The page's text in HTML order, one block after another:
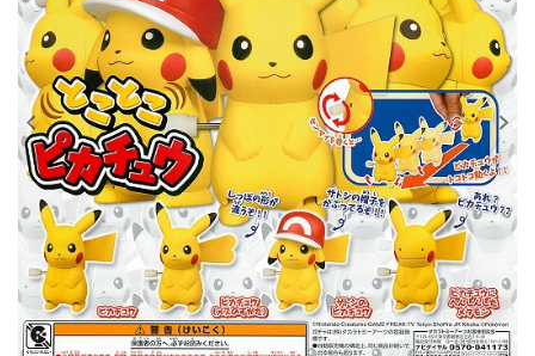
カプセルトイ
販促用空カプセル
レンタル
景品・玩具・文具
販促用カプセルトイ